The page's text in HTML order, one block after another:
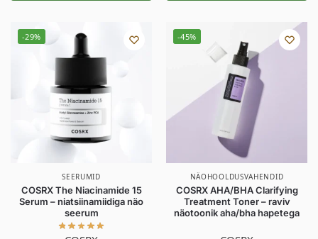
-29%
SEERUMID
COSRX The Niacinamide 15
Serum – niatsiinamiidiga näo
seerum
-45%
NÄOHOOLDUSVAHENDID
COSRX AHA/BHA Clarifying
Treatment Toner – raviv
näotoonik aha/bha hapetega